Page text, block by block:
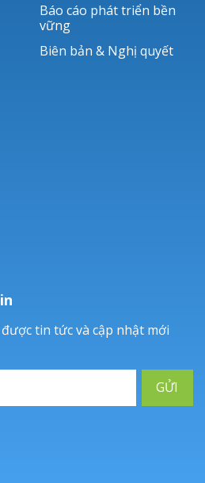
Báo cáo phát triển bền
vững
Biên bản & Nghị quyết
tin tức và cập nhật mới
GỬI